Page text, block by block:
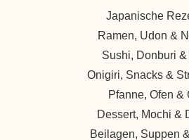
Japanische
Ramen, Udon &
Sushi, Donburi
Onigiri, Snacks &
Pfanne, Ofen &
Dessert, Mochi &
Beilagen, Suppen